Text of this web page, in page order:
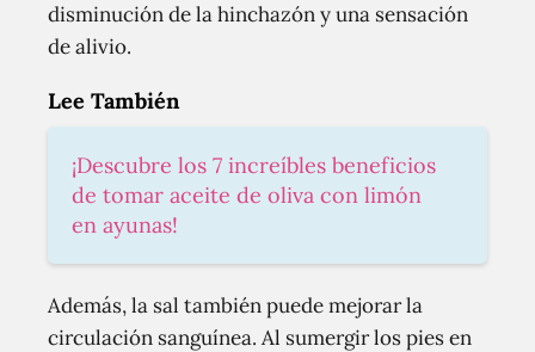
disminución de la hinchazón y una sensación
de alivio.
Lee También
¡Descubre los 7 increíbles beneficios
de tomar aceite de oliva con limón
en ayunas!
Además, la sal también puede mejorar la
circulación sanguínea. Al sumergir los pies en